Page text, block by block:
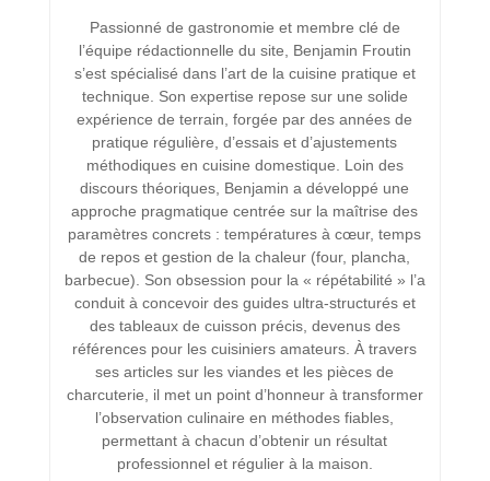
Passionné de gastronomie et membre clé de
l’équipe rédactionnelle du site, Benjamin Froutin
s’est spécialisé dans l’art de la cuisine pratique et
technique. Son expertise repose sur une solide
expérience de terrain, forgée par des années de
pratique régulière, d’essais et d’ajustements
méthodiques en cuisine domestique. Loin des
discours théoriques, Benjamin a développé une
approche pragmatique centrée sur la maîtrise des
paramètres concrets : températures à cœur, temps
de repos et gestion de la chaleur (four, plancha,
barbecue). Son obsession pour la « répétabilité » l’a
conduit à concevoir des guides ultra-structurés et
des tableaux de cuisson précis, devenus des
références pour les cuisiniers amateurs. À travers
ses articles sur les viandes et les pièces de
charcuterie, il met un point d’honneur à transformer
l’observation culinaire en méthodes fiables,
permettant à chacun d’obtenir un résultat
professionnel et régulier à la maison.